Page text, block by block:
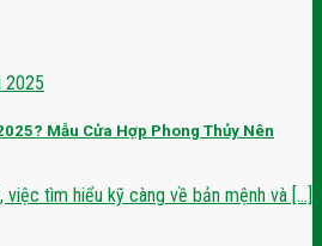
Mẫu Cửa Hợp Phong Thủy Nên
tìm hiểu kỹ càng về bản mệnh và [...]